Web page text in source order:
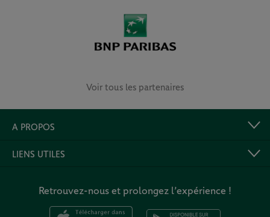
Voir tous les partenaires
A PROPOS
LIENS UTILES
Retrouvez-nous et prolongez l’expérience !